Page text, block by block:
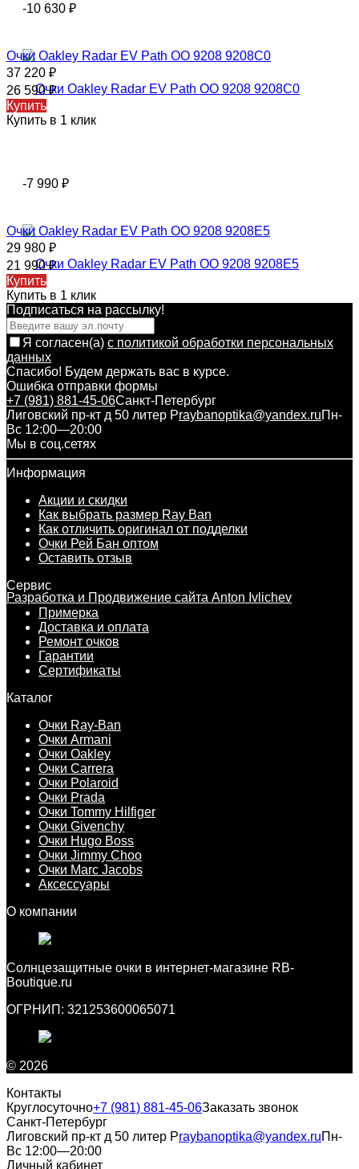
-10 630 ₽
Очки Oakley Radar EV Path OO 9208 9208C0
37 220 ₽
26 590₽
Купить
Купить в 1 клик
-7 990 ₽
Очки Oakley Radar EV Path OO 9208 9208E5
29 980 ₽
21 990₽
Купить
Купить в 1 клик
Подписаться на рассылкy!
Я согласен(a) с политикой обработки персональных
данных
Спасибо! Будем держать вас в курсе.
Ошибка отправки формы
+7 (981) 881-45-06Санкт-Петербург
Лиговский пр-кт д 50 литер Рraybanoptika@yandex.ruПн-
Вс 12:00—20:00
Мы в соц.сетях
Информация
Акции и скидки
Как выбрать размер Ray Ban
Как отличить оригинал от подделки
Очки Рей Бан оптом
Оставить отзыв
Разработка и Продвижение сайта Anton Ivlichev
Сервис
Примерка
Доставка и оплата
Ремонт очков
Гарантии
Сертификаты
Каталог
Очки Ray-Ban
Очки Armani
Очки Oakley
Очки Carrera
Очки Polaroid
Очки Prada
Очки Tommy Hilfiger
Очки Givenchy
Очки Hugo Boss
Очки Jimmy Choo
Очки Marc Jacobs
Аксессуары
О компании
Cолнцезащитные очки в интернет-магазине RB-
Boutique.ru
ОГРНИП: 321253600065071
© 2026
Контакты
Круглосуточно+7 (981) 881-45-06Заказать звонок
Санкт-Петербург
Лиговский пр-кт д 50 литер Рraybanoptika@yandex.ruПн-
Вс 12:00—20:00
Личный кабинет